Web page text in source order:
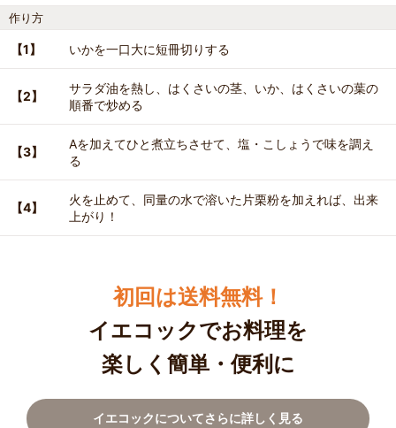
作り方
【1】 いかを一口大に短冊切りする
【2】
サラダ油を熱し、はくさいの茎、いか、はくさいの葉の
順番で炒める
【3】
Aを加えてひと煮立ちさせて、塩・こしょうで味を調え
る
【4】
火を止めて、同量の水で溶いた片栗粉を加えれば、出来
上がり！
初回は送料無料！
イエコックでお料理を
楽しく簡単・便利に
イエコックについてさらに詳しく見る